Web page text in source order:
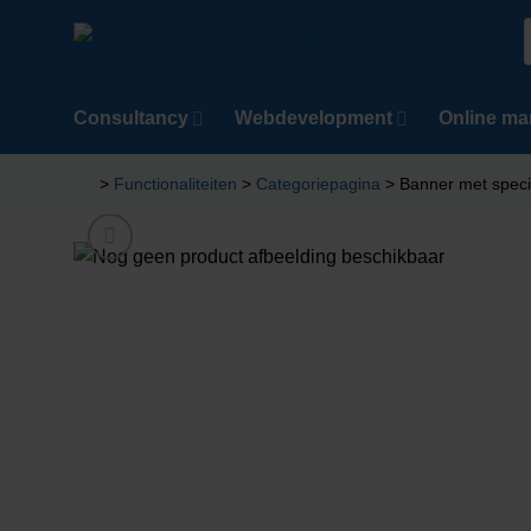
Consultancy Webdevelopment Online
> Functionaliteiten > Categoriepagina > Banner met